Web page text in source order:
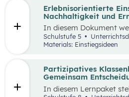
Partizipatives
Gemeinsam
In diesem Lernpaket
Erlebnisorientierte
Nachhaltigkeit und
In diesem Dokument
Einstiegsideen für den
„Leben und
Erlebnis für die
und wo auch
Schulstufe 5
Materials: Einstiegsideen